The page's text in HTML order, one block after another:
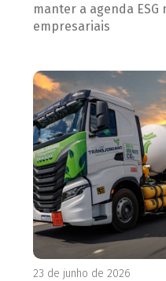
manter a agenda
empresariais
23 de junho de 2026